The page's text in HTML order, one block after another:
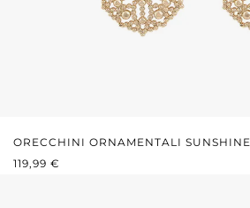
ORECCHINI ORNAMENTALI SUNSHINE
PREZZO NORMALE:
119,99 €